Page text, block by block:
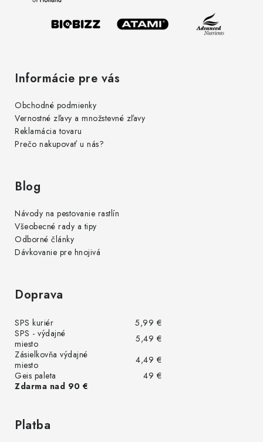
Informácie pre vás
Obchodné podmienky
Vernostné zľavy a množstevné zľavy
Reklamácia tovaru
Prečo nakupovať u nás?
Blog
Návody na pestovanie rastlín
Všeobecné rady a tipy
Odborné články
Dávkovanie pre hnojivá
Doprava
SPS kuriér
5,99 €
SPS - výdajné
miesto
5,49 €
Zásielkovňa výdajné
miesto
4,49 €
Geis paleta
49 €
Zdarma nad 90 €
Platba